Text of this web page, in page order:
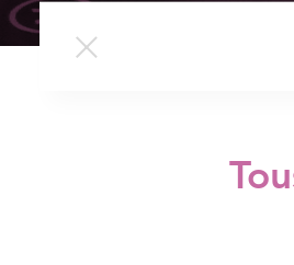
Retirer le filtre par lieu